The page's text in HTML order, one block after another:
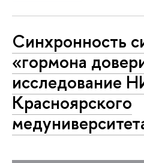
Синхронность
«гормона
исследование
Красноярского